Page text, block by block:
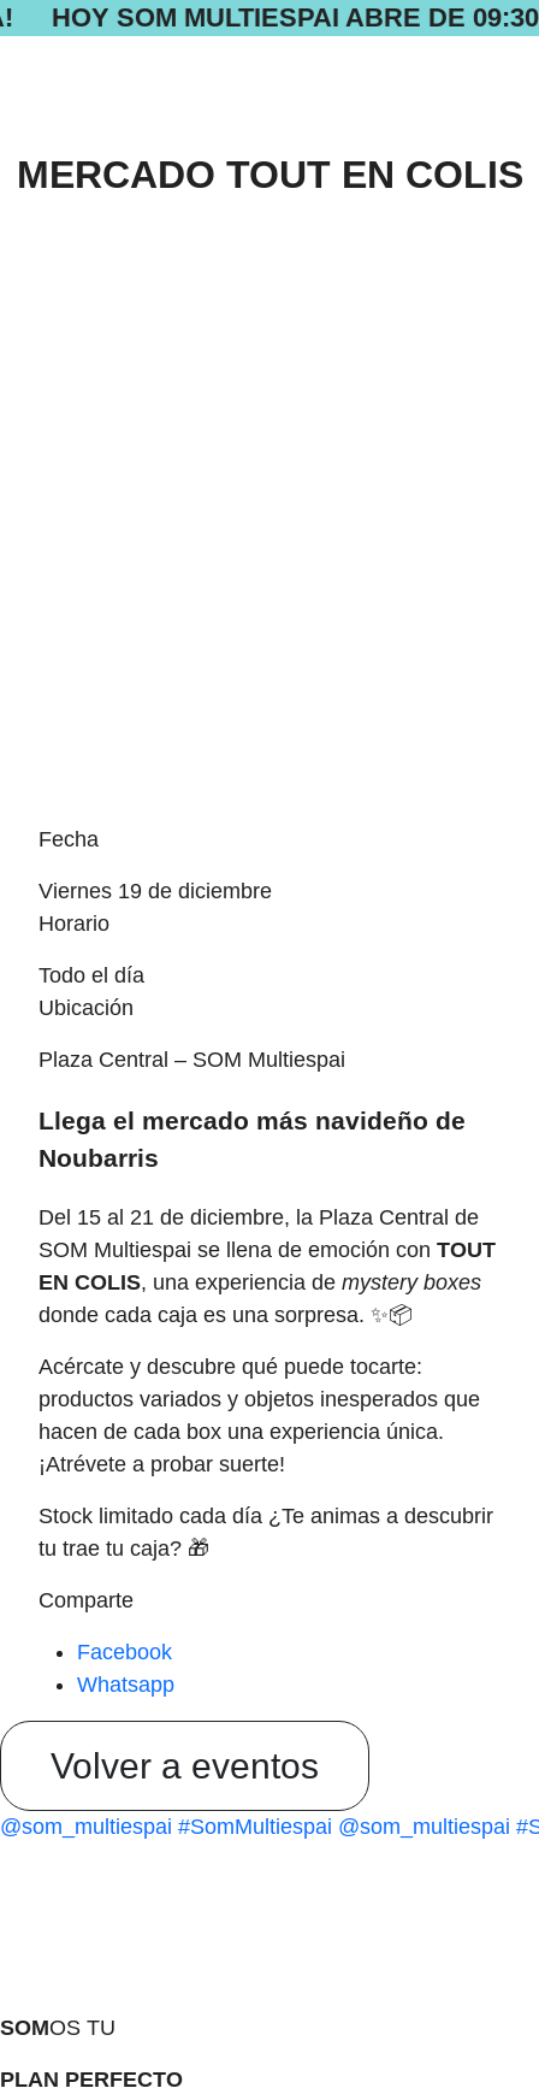
HOY SOM MULTIESPAI ABRE DE
MERCADO TOUT EN COLIS
Fecha
viernes 19 de diciembre
Horario
Todo el día
Ubicación
Plaza Central – SOM Multiespai
Llega el mercado más navideño de
Noubarris
Del 15 al 21 de diciembre, la Plaza Central de
SOM Multiespai se llena de emoción con TOUT
EN COLIS, una experiencia de mystery boxes
donde cada caja es una sorpresa. ✨📦
Acércate y descubre qué puede tocarte:
productos variados y objetos inesperados que
hacen de cada box una experiencia única.
¡Atrévete a probar suerte!
Stock limitado cada día ¿Te animas a descubrir
tu trae tu caja? 🎁
Comparte
Facebook
Whatsapp
Volver a eventos
@som_multiespai #SomMultiespai @som_multiespai
SOMOS TU
PLAN PERFECTO